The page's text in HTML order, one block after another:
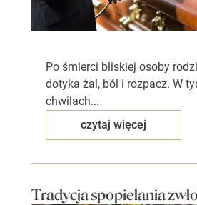
Po śmierci bliskiej osoby
dotyka żal, ból i rozpacz. W
chwilach...
czytaj więcej
Tradycja spopielania